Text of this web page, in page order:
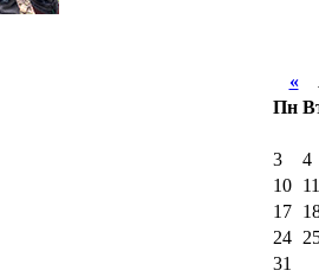
«
Пн
3
4
10
11
17
24
31